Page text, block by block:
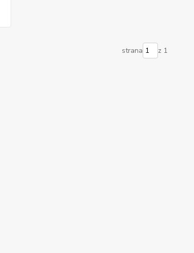
strana z 1